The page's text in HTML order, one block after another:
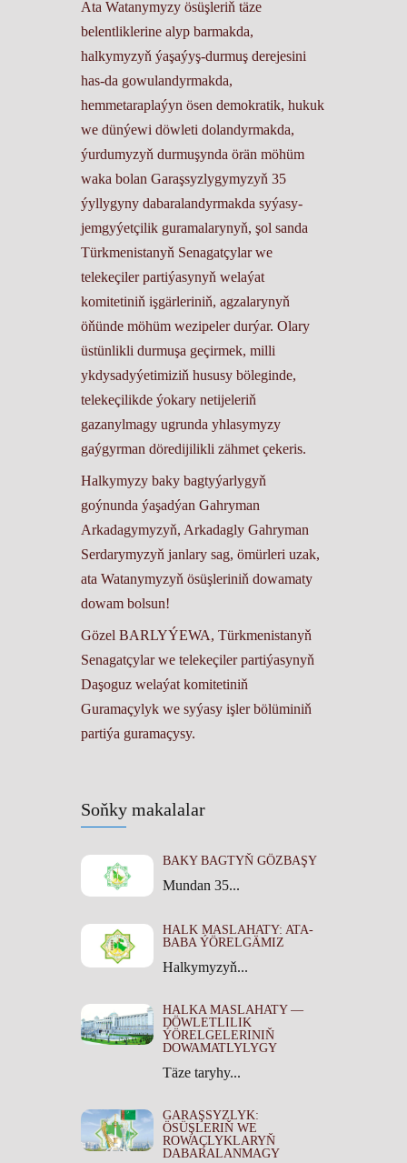
Soňky makalalar
BAKY BAGTYŇ GÖZBAŞY
Mundan 35...
HALK MASLAHATY: ATA-
BABA ÝÖRELGÄMIZ
Halkymyzyň...
HALKA MASLAHATY —
DÖWLETLILIK
ÝÖRELGELERINIŇ
DOWAMATLYLYGY
Täze taryhy...
GARAŞSYZLYK:
ÖSÜŞLERIŇ WE
ROWAÇLYKLARYŇ
DABARALANMAGY
Ata Watanymyzy ösüşleriň täze
belentliklerine alyp barmakda,
halkymyzyň ýaşaýyş-durmuş derejesini
has-da gowulandyrmakda,
hemmetaraplaýyn ösen demokratik, hukuk
we dünýewi döwleti dolandyrmakda,
ýurdumyzyň durmuşynda örän möhüm
waka bolan Garaşsyzlygymyzyň 35
ýyllygyny dabaralandyrmakda syýasy-
jemgyýetçilik guramalarynyň, şol sanda
Türkmenistanyň Senagatçylar we
telekeçiler partiýasynyň welaýat
komitetiniň işgärleriniň, agzalarynyň
öňünde möhüm wezipeler durýar. Olary
üstünlikli durmuşa geçirmek, milli
ykdysadyýetimiziň hususy böleginde,
telekeçilikde ýokary netijeleriň
gazanylmagy ugrunda yhlasymyzy
gaýgyrman döredijilikli zähmet çekeris.
Halkymyzy baky bagtyýarlygyň
goýnunda ýaşadýan Gahryman
Arkadagymyzyň, Arkadagly Gahryman
Serdarymyzyň janlary sag, ömürleri uzak,
ata Watanymyzyň ösüşleriniň dowamaty
dowam bolsun!
Gözel BARLYÝEWA, Türkmenistanyň
Senagatçylar we telekeçiler partiýasynyň
Daşoguz welaýat komitetiniň
Guramaçylyk we syýasy işler bölüminiň
partiýa guramaçysy.